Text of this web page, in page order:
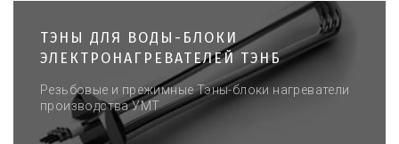
ТЭНЫ ДЛЯ ВОДЫ-БЛОКИ
ЭЛЕКТРОНАГРЕВАТЕЛЕЙ ТЭНБ
Резьбовые и прежимные Тэны-блоки нагреватели
производства УМТ